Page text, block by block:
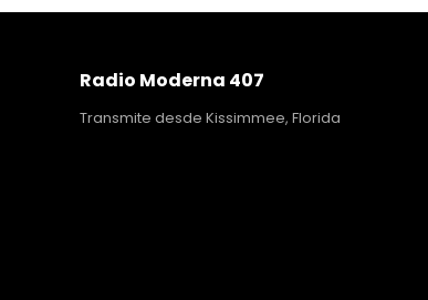
Radio Moderna 407
Transmite desde Kissimmee, Florida